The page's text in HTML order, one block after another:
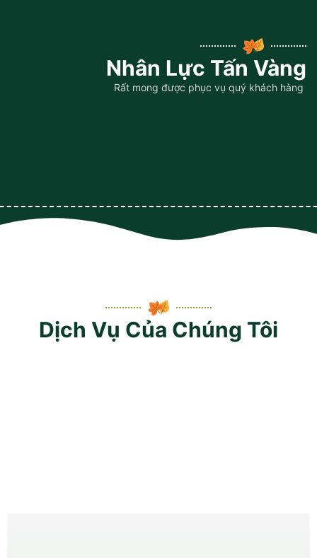
Nhân Lực Tấn Vàng
Rất mong được phục vụ quý khách hàng
Dịch Vụ Của Chúng Tôi